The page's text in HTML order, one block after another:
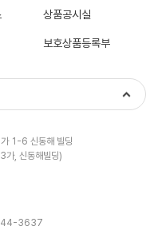
상품공시실
보호상품등록부
1-6 신동해 빌딩
가, 신동해빌딩)
3637